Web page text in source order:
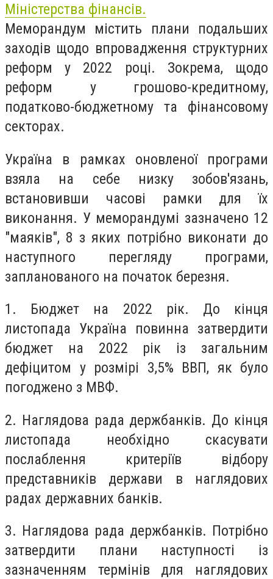
Міністерства фінансів.
Меморандум містить плани подальших
заходів щодо впровадження структурних
реформ у 2022 році. Зокрема, щодо
реформ у грошово-кредитному,
податково-бюджетному та фінансовому
секторах.
Україна в рамках оновленої програми
взяла на себе низку зобов'язань,
встановивши часові рамки для їх
виконання. У меморандумі зазначено 12
"маяків", 8 з яких потрібно виконати до
наступного перегляду програми,
запланованого на початок березня.
1. Бюджет на 2022 рік. До кінця
листопада Україна повинна затвердити
бюджет на 2022 рік із загальним
дефіцитом у розмірі 3,5% ВВП, як було
погоджено з МВФ.
2. Наглядова рада держбанків. До кінця
листопада необхідно скасувати
послаблення критеріїв відбору
представників держави в наглядових
радах державних банків.
3. Наглядова рада держбанків. Потрібно
затвердити плани наступності із
зазначенням термінів для наглядових